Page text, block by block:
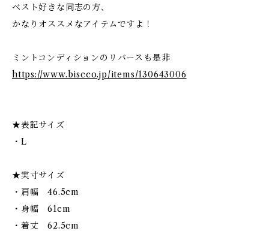
ベスト好きな同志の方、
かなりオススメなアイテムですよ！
ミントコンディションのリバースも是非
https://www.biscco.jp/items/130643006
★表記サイズ
・L
★実寸サイズ
・肩幅 46.5cm
・身幅 61cm
・着丈 62.5cm